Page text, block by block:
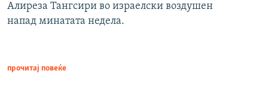
Алиреза Тангсири во израелски воздушен
напад минатата недела.
прочитај повеќе